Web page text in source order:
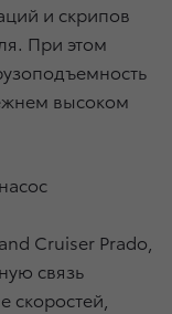
и скрипов
При этом
высоком
Cruiser Prado,
связь
скоростей,